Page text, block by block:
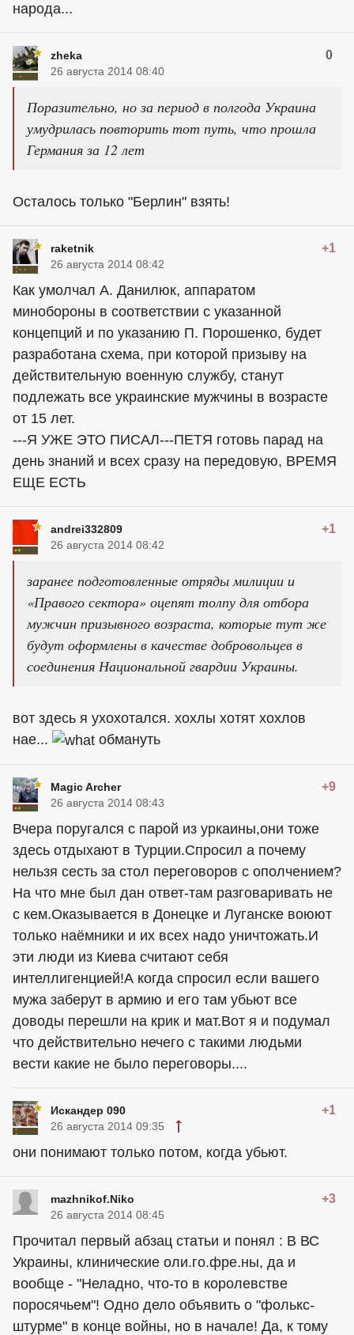
народа...
zheka 0
26 августа 2014 08:40
Поразительно, но за период в полгода Украина
умудрилась повторить тот путь, что прошла
Германия за 12 лет
Осталось только "Берлин" взять!
raketnik +1
26 августа 2014 08:42
Как умолчал А. Данилюк, аппаратом
минобороны в соответствии с указанной
концепций и по указанию П. Порошенко, будет
разработана схема, при которой призыву на
действительную военную службу, станут
подлежать все украинские мужчины в возрасте
от 15 лет.
---Я УЖЕ ЭТО ПИСАЛ---ПЕТЯ готовь парад на
день знаний и всех сразу на передовую, ВРЕМЯ
ЕЩЕ ЕСТЬ
andrei332809 +1
26 августа 2014 08:42
заранее подготовленные отряды милиции и
«Правого сектора» оцепят толпу для отбора
мужчин призывного возраста, которые тут же
будут оформлены в качестве добровольцев в
соединения Национальной гвардии Украины.
вот здесь я ухохотался. xoxлы хотят xoxлов
нае...
обмануть
Magic Archer +9
26 августа 2014 08:43
Вчера поругался с парой из уркаины,они тоже
здесь отдыхают в Турции.Спросил а почему
нельзя сесть за стол переговоров с ополчением?
На что мне был дан ответ-там разговаривать не
с кем.Оказывается в Донецке и Луганске воюют
только наёмники и их всех надо уничтожать.И
эти люди из Киева считают себя
интеллигенцией!А когда спросил если вашего
мужа заберут в армию и его там убьют все
доводы перешли на крик и мат.Вот я и подумал
что действительно нечего с такими людьми
вести какие не было переговоры....
Искандер 090 +1
26 августа 2014 09:35
они понимают только потом, когда убьют.
mazhnikof.Niko +3
26 августа 2014 08:45
Прочитал первый абзац статьи и понял : В ВС
Украины, клинические оли.го.фре.ны, да и
вообще - "Неладно, что-то в королевстве
поросячьем"! Одно дело объявить о "фолькс-
штурме" в конце войны, но в начале! Да, к тому